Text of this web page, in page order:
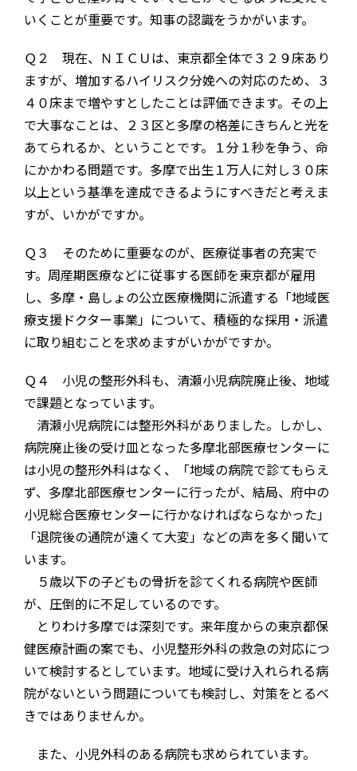
いくことが重要です。知事の認識をうかがいます。
Ｑ２ 現在、ＮＩＣＵは、東京都全体で３２９床あり
ますが、増加するハイリスク分娩への対応のため、３
４０床まで増やすとしたことは評価できます。その上
で大事なことは、２３区と多摩の格差にきちんと光を
あてられるか、ということです。１分１秒を争う、命
にかかわる問題です。多摩で出生１万人に対し３０床
以上という基準を達成できるようにすべきだと考えま
すが、いかがですか。
Ｑ３ そのために重要なのが、医療従事者の充実で
す。周産期医療などに従事する医師を東京都が雇用
し、多摩・島しょの公立医療機関に派遣する「地域医
療支援ドクター事業」について、積極的な採用・派遣
に取り組むことを求めますがいかがですか。
Ｑ４ 小児の整形外科も、清瀬小児病院廃止後、地域
で課題となっています。
清瀬小児病院には整形外科がありました。しかし、
病院廃止後の受け皿となった多摩北部医療センターに
は小児の整形外科はなく、「地域の病院で診てもらえ
ず、多摩北部医療センターに行ったが、結局、府中の
小児総合医療センターに行かなければならなかった」
「退院後の通院が遠くて大変」などの声を多く聞いて
います。
５歳以下の子どもの骨折を診てくれる病院や医師
が、圧倒的に不足しているのです。
とりわけ多摩では深刻です。来年度からの東京都保
健医療計画の案でも、小児整形外科の救急の対応につ
いて検討するとしています。地域に受け入れられる病
院がないという問題についても検討し、対策をとるべ
きではありませんか。
また、小児外科のある病院も求められています。